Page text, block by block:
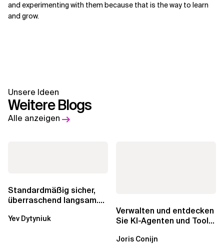
and experimenting with them because that is the way to learn
and grow.
Unsere Ideen
Weitere Blogs
Alle anzeigen
Standardmäßig sicher,
überraschend langsam.
über die RDS...
Yev Dytyniuk
Verwalten und entdecken
Sie KI-Agenten und Tools
AgentCore...
Joris Conijn